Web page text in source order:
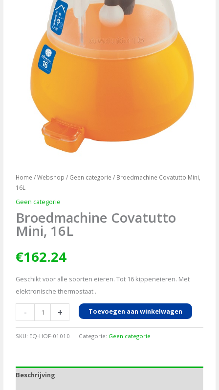
Home /Webshop / Geen categorie / Broedmachine Covatutto Mini,
16L
Geen categorie
Broedmachine Covatutto
Mini, 16L
€162.24
Geschikt voor alle soorten eieren. Tot 16 kippeneieren. Met
elektronische thermostaat .
-
Broedmachine
Covatutto
+ Toevoegen aan winkelwagen
SKU: EQ-HOF-01010 Categorie: Geen categorie
Beschrijving